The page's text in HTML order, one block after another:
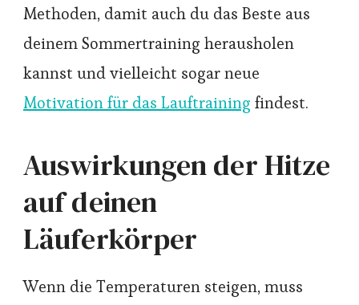
Methoden, damit auch du das Beste aus
deinem Sommertraining herausholen
kannst und vielleicht sogar neue
Motivation für das Lauftraining findest.
Auswirkungen der Hitze
auf deinen
Läuferkörper
Wenn die Temperaturen steigen, muss